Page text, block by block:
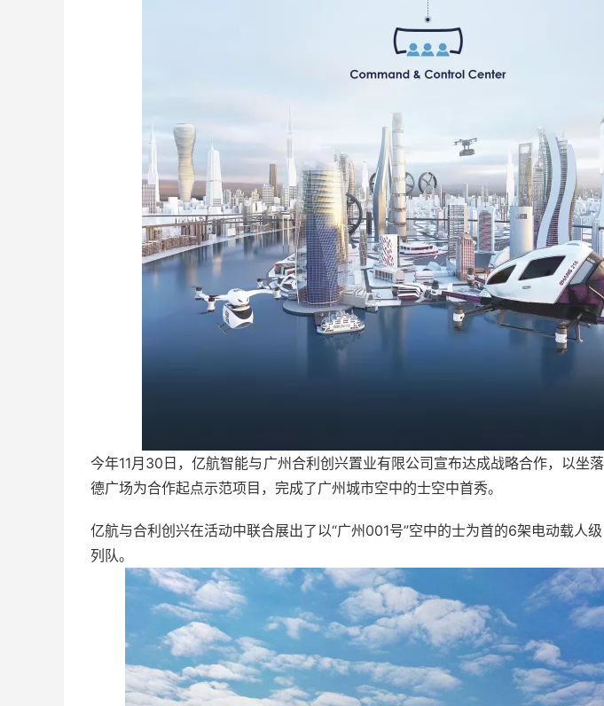
今年11月30日，亿航智能与广州合利创兴置业有限公司宣布达成战略合作，以坐
德广场为合作起点示范项目，完成了广州城市空中的士空中首秀。
亿航与合利创兴在活动中联合展出了以“广州001号”空中的士为首的6架电动载人
列队。